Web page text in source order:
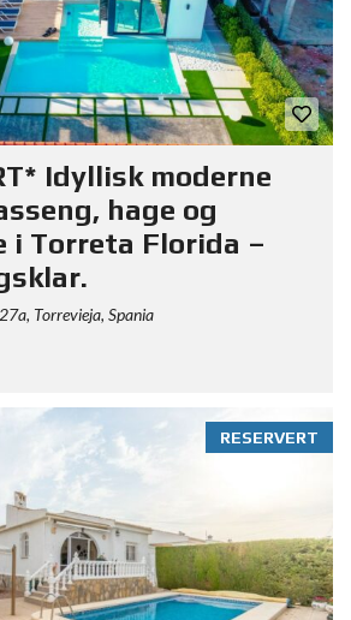
Idyllisk moderne
hage og
i Torreta Florida –
Torrevieja, Spania
RESERVERT